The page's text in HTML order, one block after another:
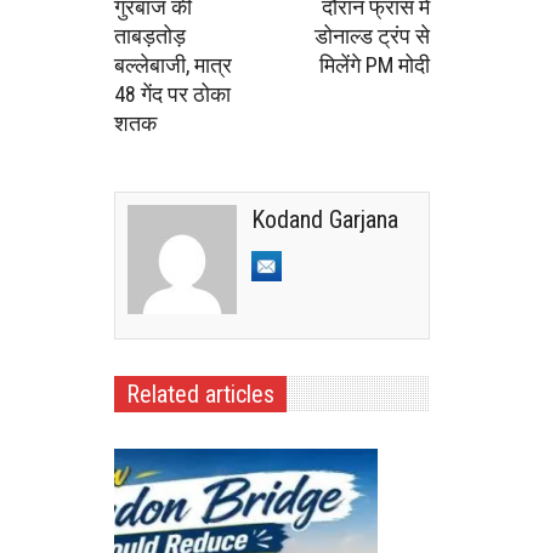
गुरबाज की
ताबड़तोड़
बल्लेबाजी, मात्र
48 गेंद पर ठोका
शतक
दौरान फ्रांस में
डोनाल्ड ट्रंप से
मिलेंगे PM मोदी
Kodand Garjana
Related articles